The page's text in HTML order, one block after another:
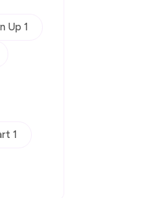
Up 1
1